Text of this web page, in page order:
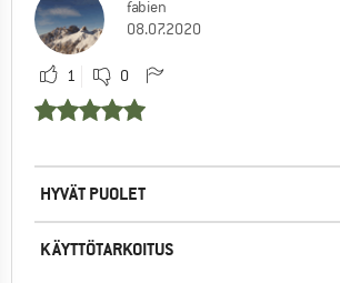
fabien
08.07.2020
1 0
HYVÄT PUOLET
KÄYTTÖTARKOITUS